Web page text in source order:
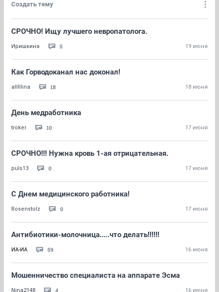
Создать тему
СРОЧНО! Ищу лучшего невропатолога.
Иришкина 5 19 июня
Как Горводоканал нас доконал!
alllllina 18 18 июня
День медработника
troker 10 17 июня
СРОЧНО!!! Нужна кровь 1-ая отрицательная.
puls13 0 17 июня
С Днем медицинского работника!
Rosenstolz 0 17 июня
Антибиотики-молочница.....что делать!!!!!!
ИА-ИА 59 16 июня
Мошенничество специалиста на аппарате Эсма
Nina2148 4 16 июня